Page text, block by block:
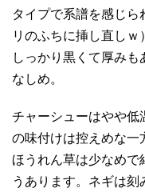
タイプで系譜を感じ
リのふちに挿し直しｗ）
しっかり黒くて厚み
なしめ。
チャーシューはやや低
の味付けは控えめな一
ほうれん草は少なめで
うあります。ネギは刻